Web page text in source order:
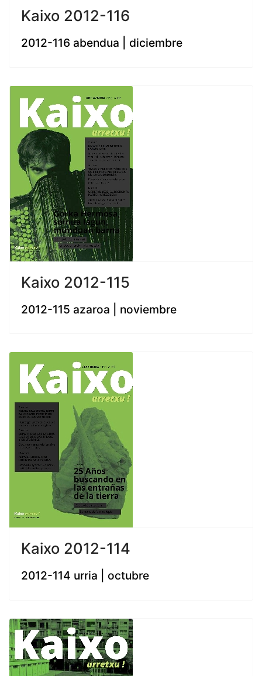
Kaixo 2012-116
2012-116 abendua | diciembre
Kaixo 2012-115
2012-115 azaroa | noviembre
Kaixo 2012-114
2012-114 urria | octubre